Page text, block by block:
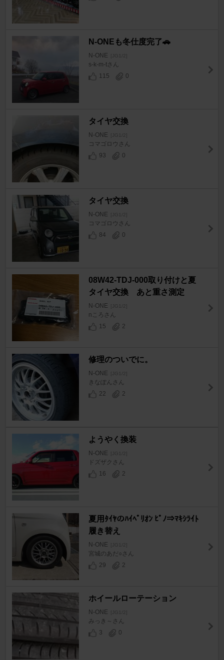
N-ONEも冬仕度完了🚗
N-ONE [JG1/2]
s-k-m-tさん
115
0
タイヤ交換
N-ONE [JG1/2]
コマゴロウさん
93
0
タイヤ交換
N-ONE [JG1/2]
コマゴロウさん
84
0
08W42-TDJ-000取り付けと夏
タイヤ交換 あと重さ測定
N-ONE [JG1/2]
nころさん
15
2
修理のついでに。
N-ONE [JG1/2]
きなぽんさん
22
2
ようやく換装
N-ONE [JG1/2]
ドズザクさん
16
2
夏用ﾀｲﾔのﾊｲﾍﾟﾘｵﾝ ﾋﾟﾉ⇒ﾏｷｼﾗｲﾄ
履き替え
N-ONE [JG1/2]
宮城のあだ○さん
29
2
ホイールローテーション
N-ONE [JG1/2]
みっき～さん
3
0